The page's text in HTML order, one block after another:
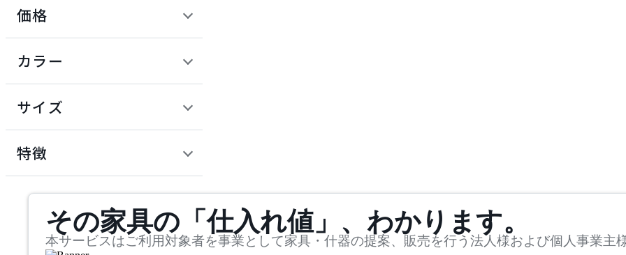
ドリームベッド
HIKARI
イトーキ
価格
カラー
サイズ
mm
検索
~
特徴
その家具の「仕入れ値」、わかります。
本サービスはご利用対象者を事業として家具・什器の提案、販売を行う法人様および個人事業主